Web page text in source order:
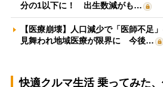
分の1以下に！ 出生数減がも…
【医療崩壊】人口減少で「医師不足
見舞われ地域医療が限界に 今後…
快適クルマ生活 乗ってみた